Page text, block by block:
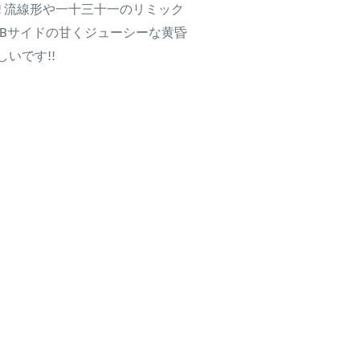
線形や一十三十一のリミック
サイドの甘くジューシーな黄昏
いです!!